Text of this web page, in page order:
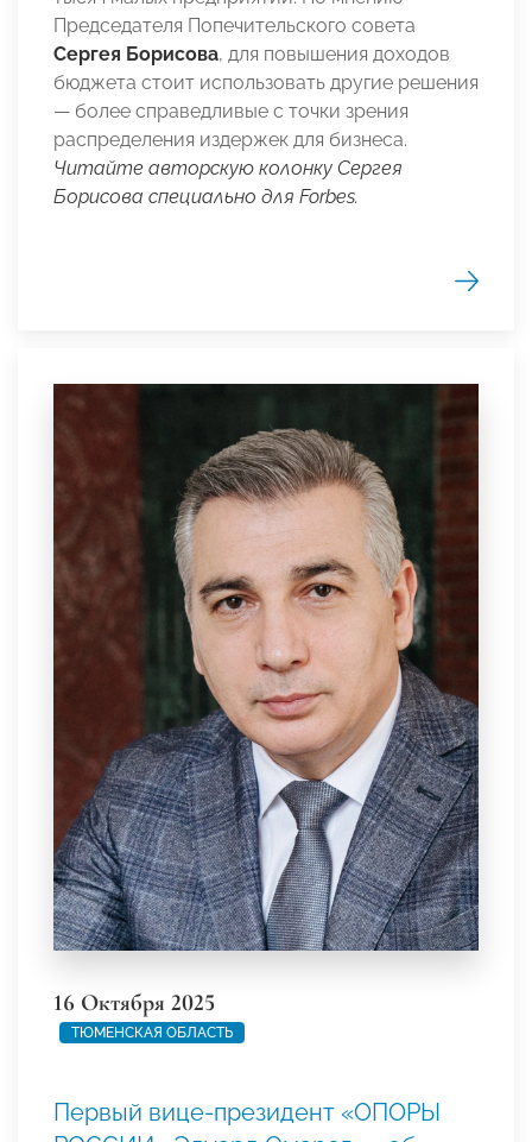
Председателя Попечительского совета
Сергея Борисова, для повышения доходов
бюджета стоит использовать другие решения
— более справедливые с точки зрения
распределения издержек для бизнеса.
Читайте авторскую колонку Сергея
Борисова специально для Forbes.
16 Октября 2025
ТЮМЕНСКАЯ ОБЛАСТЬ
Первый вице-президент «ОПОРЫ